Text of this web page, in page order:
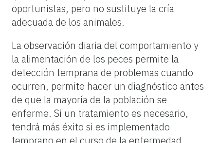
oportunistas, pero no sustituye la cría
adecuada de los animales.
La observación diaria del comportamiento y
la alimentación de los peces permite la
detección temprana de problemas cuando
ocurren, permite hacer un diagnóstico antes
de que la mayoría de la población se
enferme. Si un tratamiento es necesario,
tendrá más éxito si es implementado
temprano en el curso de la enfermedad